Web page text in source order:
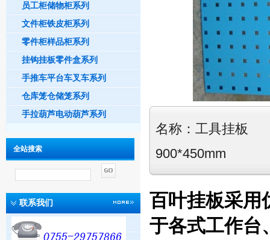
员工柜储物柜系列
文件柜铁皮柜系列
零件柜样品柜系列
挂钩挂板零件盒系列
手推车平台车叉车系列
仓库笼仓储笼系列
手拉葫芦电动葫芦系列
全站搜索
联系我们
名称： 工具挂板
900*450mm
百叶挂板采用
于各式工作台